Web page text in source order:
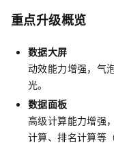
重点升级概览
数据大屏
动效能力增强，气
光。
数据面板
高级计算能力增强
计算、排名计算等